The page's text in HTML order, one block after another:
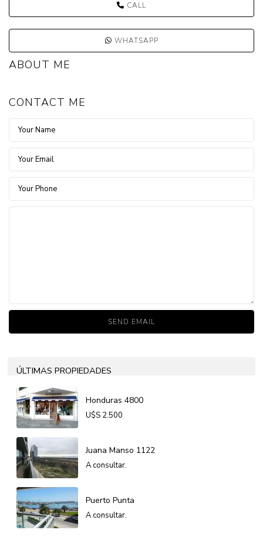
CALL
WHATSAPP
ABOUT ME
CONTACT ME
ÚLTIMAS PROPIEDADES
Honduras 4800
U$S 2.500
Juana Manso 1122
A consultar.
Puerto Punta
A consultar.